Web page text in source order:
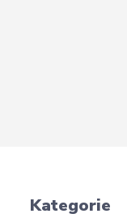
Kategorie